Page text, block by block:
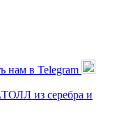
нам в Telegram